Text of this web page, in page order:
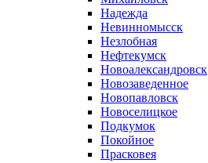
Надежда
Невинномысск
Незлобная
Нефтекумск
Новоалександровск
Новозаведенное
Новопавловск
Новоселицкое
Подкумок
Покойное
Прасковея